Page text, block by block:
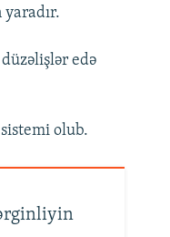
edə
olub.